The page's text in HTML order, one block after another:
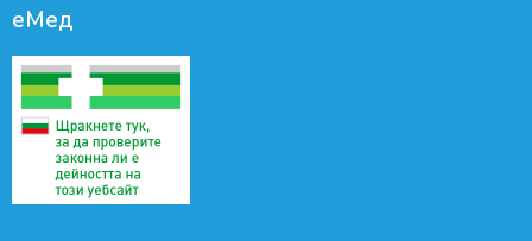
еМед